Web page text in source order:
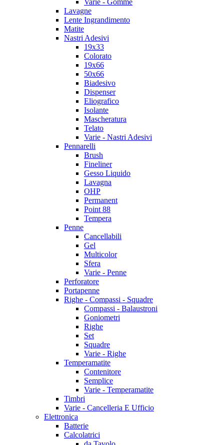
Varie - Gomme
Lavagne
Lente Ingrandimento
Matite
Nastri Adesivi
19x33
Colorato
19x66
50x66
Biadesivo
Dispenser
Eliografico
Isolante
Mascheratura
Telato
Varie - Nastri Adesivi
Pennarelli
Brush
Fineliner
Gesso Liquido
Lavagna
OHP
Permanent
Point 88
Tempera
Penne
Cancellabili
Gel
Multicolor
Sfera
Varie - Penne
Perforatore
Portapenne
Righe - Compassi - Squadre
Compassi - Balaustroni
Goniometri
Righe
Set
Squadre
Varie - Righe
Temperamatite
Contenitore
Semplice
Varie - Temperamatite
Timbri
Varie - Cancelleria E Ufficio
Elettronica
Batterie
Calcolatrici